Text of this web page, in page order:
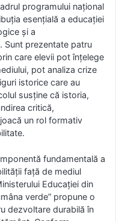
programului național
esențială a educației
și a
Sunt prezentate patru
care elevii pot înțelege
pot analiza crize
istorice care au
susține că istoria,
critică,
un rol formativ
fundamentală a
față de mediul
Educației din
verde” propune o
dezvoltare durabilă în